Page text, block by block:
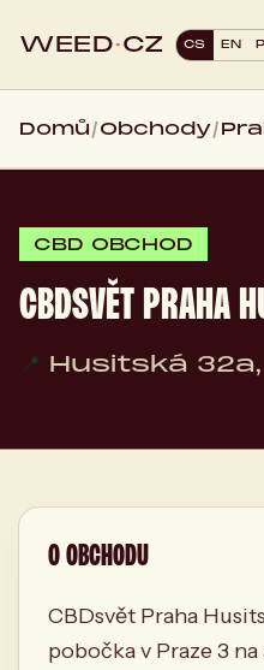
WEED·CZ CS EN
Domů/Obchody/
CBD OBCHOD
CBDSVĚT PRAHA
📍 Husitská
O OBCHODU
CBDsvět Praha
pobočka v Praze 3